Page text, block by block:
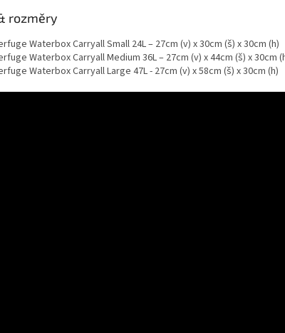
rozměry
Waterbox Carryall Small 24L – 27cm (v) x 30cm (š) x 30cm (h)
Waterbox Carryall Medium 36L – 27cm (v) x 44cm (š) x 30cm
Waterbox Carryall Large 47L - 27cm (v) x 58cm (š) x 30cm (h)